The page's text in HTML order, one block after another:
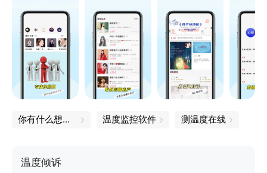
你有什么想说的，我在听着 温度监控软件 测温度在线
温度倾诉